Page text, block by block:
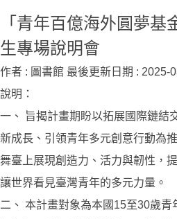
「青年百億海外圓夢基
生專場說明會
作者 : 圖書館 最後更新日期 : 2025-
說明：
一、 旨揭計畫期盼以拓展國際鏈結
新成長、引領青年多元創意行動為
舞臺上展現創造力、活力與韌性，
讓世界看見臺灣青年的多元力量。
二、 本計畫對象為本國15至30歲